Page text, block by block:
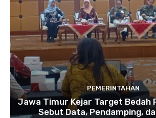
PEMERINTAHAN
Jawa Timur Kejar Target Bedah
Sebut Data, Pendamping,